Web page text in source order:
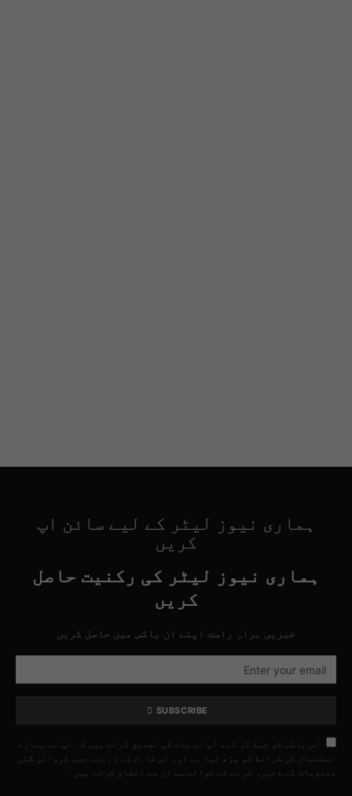
ہماری نیوز لیٹر کے لیے سائن اپ
کریں
ہماری نیوز لیٹر کی رکنیت حاصل
کریں
خبریں براہِ راست اپنے ان باکس میں حاصل کریں
SUBSCRIBE
اس باکس کو چیک کر کے، آپ اس بات کی تصدیق کرتے ہیں کہ آپ نے ہمارے
استعمال کی شرائط کو پڑھ لیا ہے اور اس فارم کے ذریعے جمع کروائی گئی
معلومات کے ذخیرہ کرنے کے حوالے سے ان سے اتفاق کرتے ہیں۔